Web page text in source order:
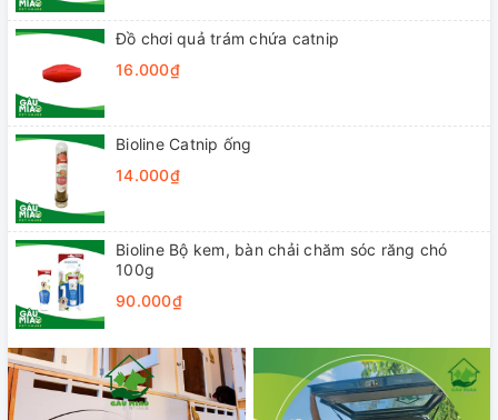
Đồ chơi quả trám chứa catnip
16.000₫
Bioline Catnip ống
14.000₫
Bioline Bộ kem, bàn chải chăm sóc răng chó
100g
90.000₫